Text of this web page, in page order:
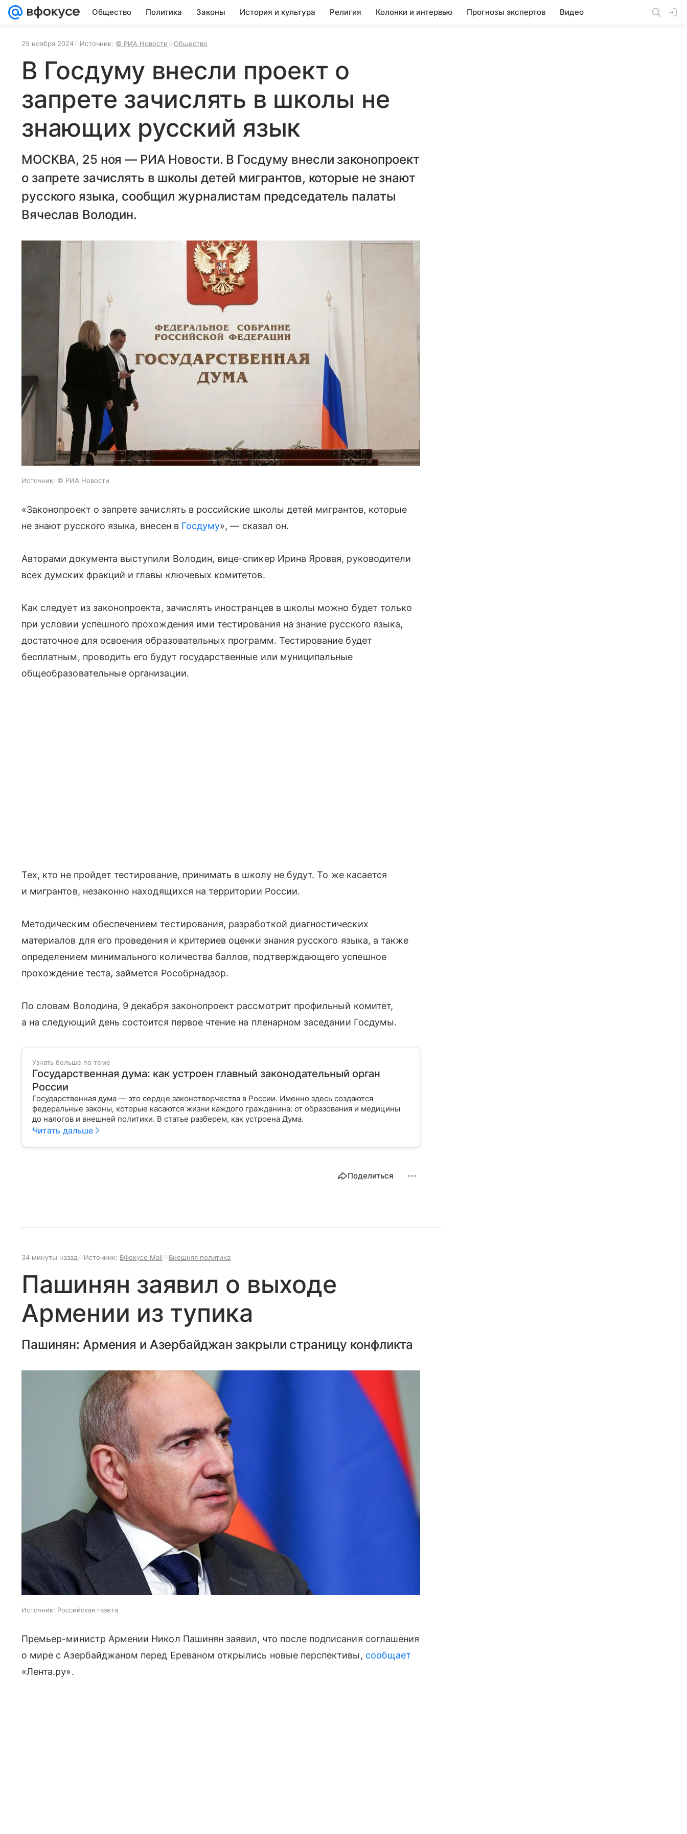
Общество Политика Законы История и культура Религия Колонки и интервью Прогнозы экспертов Видео
25 ноября 2024 Источник: © РИА Новости Общество
В Госдуму внесли проект о
запрете зачислять в школы не
знающих русский язык
МОСКВА, 25 ноя — РИА Новости. В Госдуму внесли законопроект
о запрете зачислять в школы детей мигрантов, которые не знают
русского языка, сообщил журналистам председатель палаты
Вячеслав Володин.
Источник: © РИА Новости
«Законопроект о запрете зачислять в российские школы детей мигрантов, которые
не знают русского языка, внесен в Госдуму», — сказал он.
Авторами документа выступили Володин, вице-спикер Ирина Яровая, руководители
всех думских фракций и главы ключевых комитетов.
Как следует из законопроекта, зачислять иностранцев в школы можно будет только
при условии успешного прохождения ими тестирования на знание русского языка,
достаточное для освоения образовательных программ. Тестирование будет
бесплатным, проводить его будут государственные или муниципальные
общеобразовательные организации.
Тех, кто не пройдет тестирование, принимать в школу не будут. То же касается
и мигрантов, незаконно находящихся на территории России.
Методическим обеспечением тестирования, разработкой диагностических
материалов для его проведения и критериев оценки знания русского языка, а также
определением минимального количества баллов, подтверждающего успешное
прохождение теста, займется Рособрнадзор.
По словам Володина, 9 декабря законопроект рассмотрит профильный комитет,
а на следующий день состоится первое чтение на пленарном заседании Госдумы.
Узнать больше по теме
Государственная дума: как устроен главный законодательный орган
России
Государственная дума — это сердце законотворчества в России. Именно здесь создаются
федеральные законы, которые касаются жизни каждого гражданина: от образования и медицины
до налогов и внешней политики. В статье разберем, как устроена Дума.
Читать дальше
Поделиться
34 минуты назад Источник: ВФокусе Mail Внешняя политика
Пашинян заявил о выходе
Армении из тупика
Пашинян: Армения и Азербайджан закрыли страницу конфликта
Источник: Российская газета
Премьер-министр Армении Никол Пашинян заявил, что после подписания соглашения
о мире с Азербайджаном перед Ереваном открылись новые перспективы, сообщает
«Лента.ру».